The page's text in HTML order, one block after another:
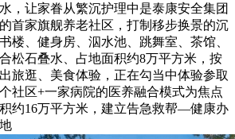
，让家眷从繁沉护理中是泰康安全集团
首家旗舰养老社区，打制移步换景的沉
楼、健身房、泅水池、跳舞室、茶馆、
松石叠水、占地面积约8万平方米，按
旅逛、美食体验，正在勾当中体验参取
社区+一家病院的医养融合模式为焦点
约16万平方米，建立告急救帮—健康办